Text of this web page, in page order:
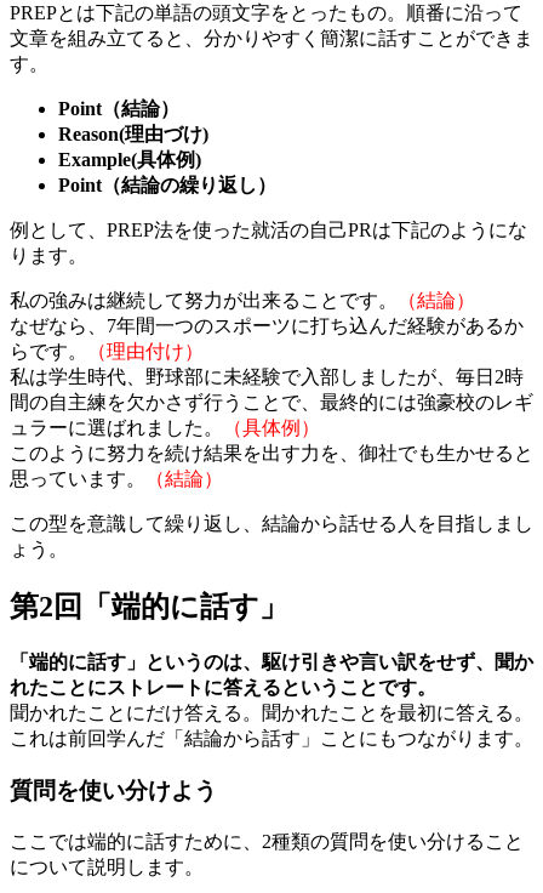
PREPとは下記の単語の頭文字をとったもの。順番に沿って
文章を組み立てると、分かりやすく簡潔に話すことができま
す。
Point（結論）
Reason(理由づけ)
Example(具体例)
Point（結論の繰り返し）
例として、PREP法を使った就活の自己PRは下記のようにな
ります。
私の強みは継続して努力が出来ることです。
（結論）
なぜなら、7年間一つのスポーツに打ち込んだ経験があるか
らです。
（理由付け）
私は学生時代、野球部に未経験で入部しましたが、毎日2時
間の自主練を欠かさず行うことで、最終的には強豪校のレギ
ュラーに選ばれました。
（具体例）
このように努力を続け結果を出す力を、御社でも生かせると
思っています。
（結論）
この型を意識して繰り返し、結論から話せる人を目指しまし
ょう。
第2回「端的に話す」
「端的に話す」というのは、駆け引きや言い訳をせず、聞か
れたことにストレートに答えるということです。
聞かれたことにだけ答える。聞かれたことを最初に答える。
これは前回学んだ「結論から話す」ことにもつながります。
質問を使い分けよう
ここでは端的に話すために、2種類の質問を使い分けること
について説明します。